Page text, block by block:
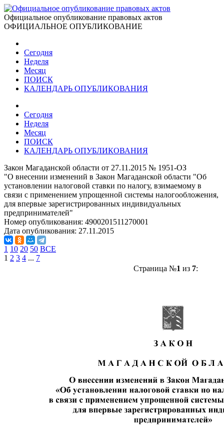
Официальное опубликование правовых актов
ОФИЦИАЛЬНОЕ ОПУБЛИКОВАНИЕ
Сегодня
Неделя
Месяц
ПОИСК
КАЛЕНДАРЬ ОПУБЛИКОВАНИЯ
Сегодня
Неделя
Месяц
ПОИСК
КАЛЕНДАРЬ ОПУБЛИКОВАНИЯ
Закон Магаданской области от 27.11.2015 № 1951-ОЗ
"О внесении изменений в Закон Магаданской области "Об
установлении налоговой ставки по налогу, взимаемому в
связи с применением упрощенной системы налогообложения,
для впервые зарегистрированных индивидуальных
предпринимателей"
Номер опубликования: 4900201511270001
Дата опубликования: 27.11.2015
1 10 20 50 ВСЕ
1 2 3 4 ... 7
Страница №1 из 7: